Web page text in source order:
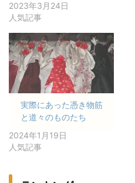
2023年3月24日
人気記事
実際にあった憑き物筋
と道々のものたち
2024年1月19日
人気記事